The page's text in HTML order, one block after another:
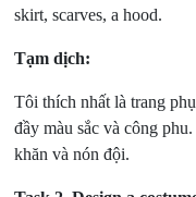
skirt, scarves, a hood.
Tạm dịch:
Tôi thích nhất là trang
đầy màu sắc và công
khăn và nón đội.